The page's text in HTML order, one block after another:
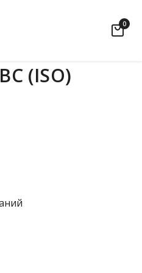
0
(ISO)